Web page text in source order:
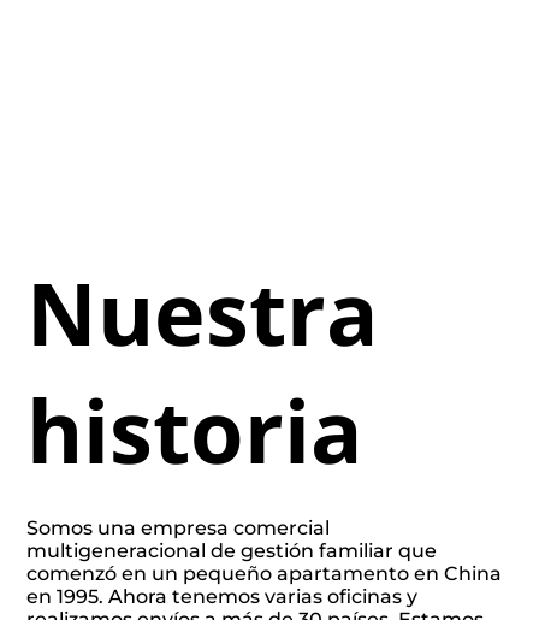
Nuestra
historia
Somos una empresa comercial
multigeneracional de gestión familiar que
comenzó en un pequeño apartamento en China
en 1995. Ahora tenemos varias oficinas y